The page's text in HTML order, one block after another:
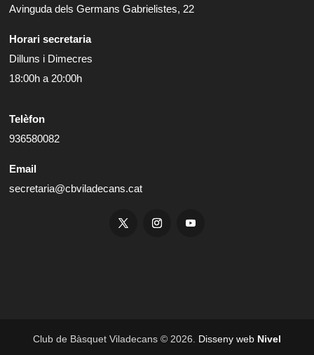
Avinguda dels Germans Gabrielistes, 22
Horari secretaria
Dilluns i Dimecres
18:00h a 20:00h
Telèfon
936580082
Email
secretaria@cbviladecans.cat
Club de Bàsquet Viladecans © 2026. Disseny web Nivel